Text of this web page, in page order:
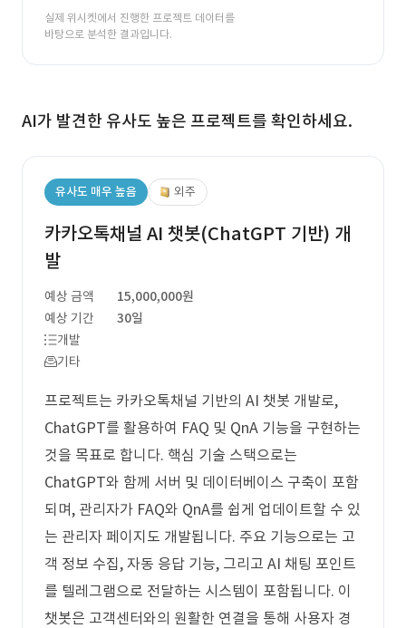
실제 위시켓에서 진행한 프로젝트 데이터를
바탕으로 분석한 결과입니다.
AI가 발견한 유사도 높은 프로젝트를 확인하세요.
유사도 매우 높음 외주
카카오톡채널 AI 챗봇(ChatGPT 기반) 개
발
예상 금액
15,000,000원
예상 기간
30일
개발
기타
프로젝트는 카카오톡채널 기반의 AI 챗봇 개발로,
ChatGPT를 활용하여 FAQ 및 QnA 기능을 구현하는
것을 목표로 합니다. 핵심 기술 스택으로는
ChatGPT와 함께 서버 및 데이터베이스 구축이 포함
되며, 관리자가 FAQ와 QnA를 쉽게 업데이트할 수 있
는 관리자 페이지도 개발됩니다. 주요 기능으로는 고
객 정보 수집, 자동 응답 기능, 그리고 AI 채팅 포인트
를 텔레그램으로 전달하는 시스템이 포함됩니다. 이
챗봇은 고객센터와의 원활한 연결을 통해 사용자 경